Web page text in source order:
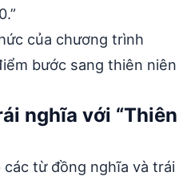
của chương trình
bước sang thiên niên
nghĩa với “Thiên
từ đồng nghĩa và trái